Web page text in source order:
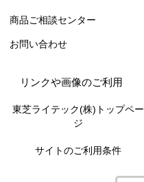
商品ご相談センター
お問い合わせ
リンクや画像のご利用
東芝ライテック(株)トップペー
ジ
サイトのご利用条件